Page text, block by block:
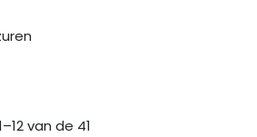
van de 41